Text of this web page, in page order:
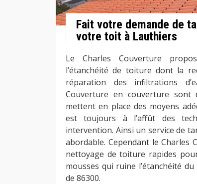
Fait votre demande de
votre toit à Lauthiers
Le Charles Couverture
l’étanchéité de toiture dont la
réparation des infiltrations
Couverture en couverture sont
mettent en place des moyens
est toujours à l’affût des
intervention. Ainsi un service de
abordable. Cependant le Charles
nettoyage de toiture rapides
mousses qui ruine l’étanchéité
de 86300.